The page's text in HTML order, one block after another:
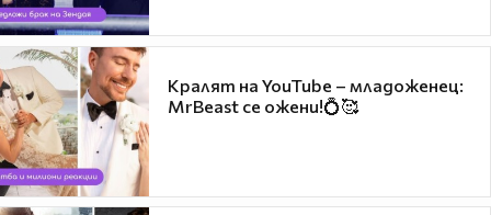
Кралят на YouTube – младоженец:
MrBeast се ожени!💍🥰